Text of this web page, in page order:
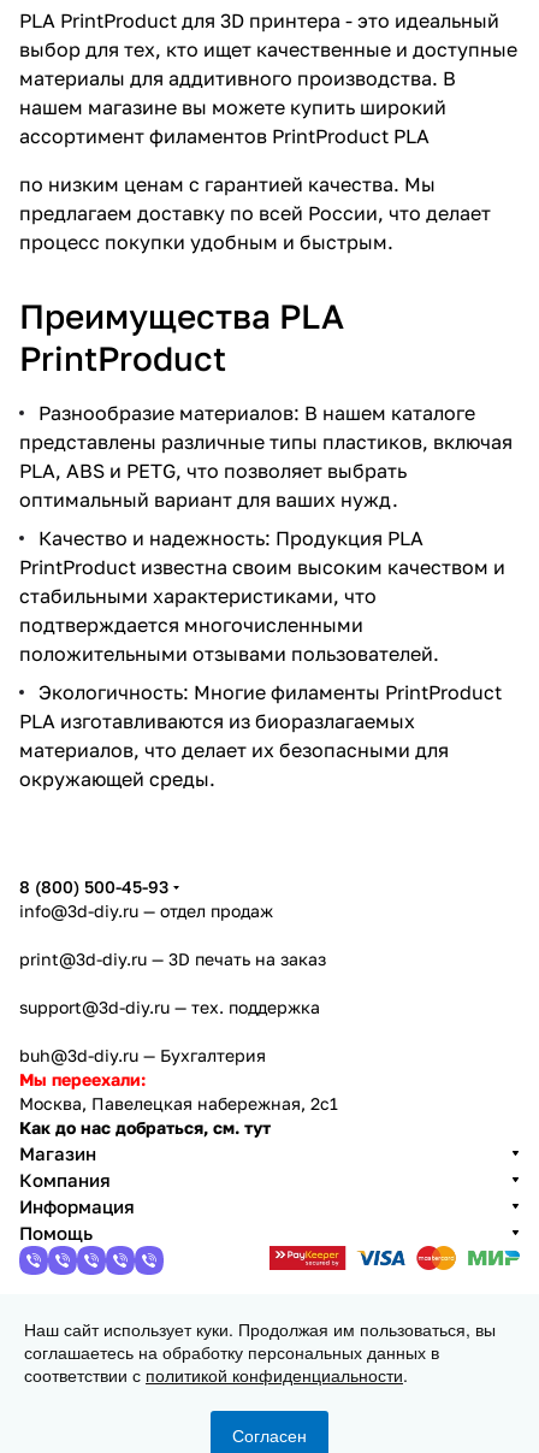
PLA PrintProduct для 3D принтера - это идеальный
выбор для тех, кто ищет качественные и доступные
материалы для аддитивного производства. В
нашем магазине вы можете купить широкий
ассортимент филаментов PrintProduct PLA
по низким ценам с гарантией качества. Мы
предлагаем доставку по всей России, что делает
процесс покупки удобным и быстрым.
Преимущества PLA
PrintProduct
Разнообразие материалов: В нашем каталоге
представлены различные типы пластиков, включая
PLA, ABS и PETG, что позволяет выбрать
оптимальный вариант для ваших нужд.
Качество и надежность: Продукция PLA
PrintProduct известна своим высоким качеством и
стабильными характеристиками, что
подтверждается многочисленными
положительными отзывами пользователей.
Экологичность: Многие филаменты PrintProduct
PLA изготавливаются из биоразлагаемых
материалов, что делает их безопасными для
окружающей среды.
8 (800) 500-45-93
info@3d-diy.ru — отдел продаж
print@3d-diy.ru — 3D печать на заказ
support@3d-diy.ru — тех. поддержка
buh@3d-diy.ru — Бухгалтерия
Мы переехали:
Москва, Павелецкая набережная, 2с1
Как до нас добраться, см. тут
Магазин
Компания
Информация
Помощь
2013 - 2026 © 3DiY (Тридиай) - интернет-магазин
комплектующих для 3D принтеров, ЧПУ станков и
робототехники
Наш сайт использует куки. Продолжая им пользоваться, вы
соглашаетесь на обработку персональных данных в
соответствии с политикой конфиденциальности.
Согласен